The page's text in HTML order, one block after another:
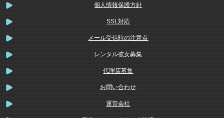
個人情報保護方針
SSL対応
メール受信時の注意点
レンタル彼女募集
代理店募集
お問い合わせ
運営会社